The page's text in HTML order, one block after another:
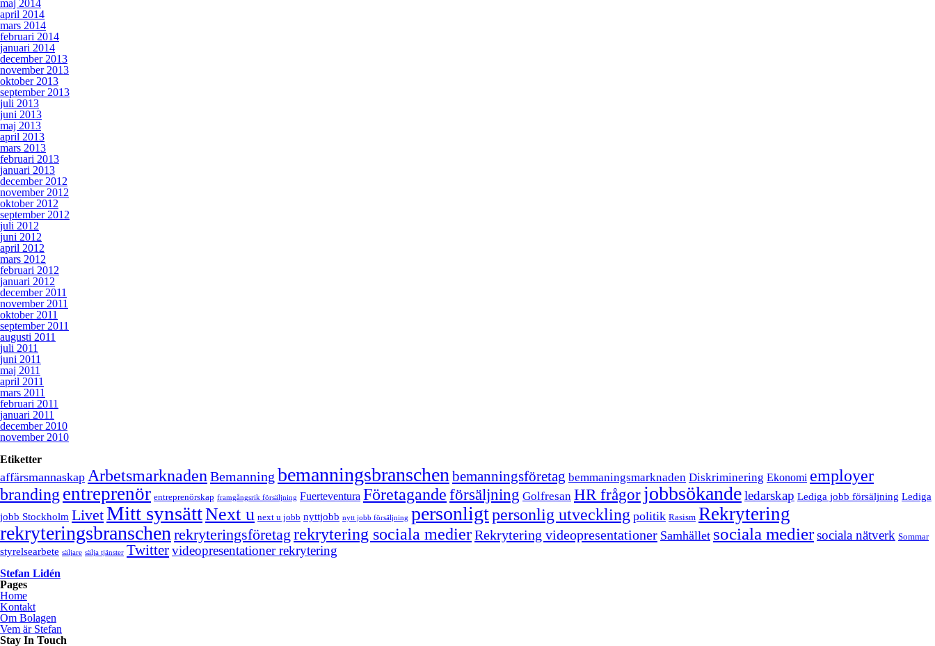
maj 2014
april 2014
mars 2014
februari 2014
januari 2014
december 2013
november 2013
oktober 2013
september 2013
juli 2013
juni 2013
maj 2013
april 2013
mars 2013
februari 2013
januari 2013
december 2012
november 2012
oktober 2012
september 2012
juli 2012
juni 2012
april 2012
mars 2012
februari 2012
januari 2012
december 2011
november 2011
oktober 2011
september 2011
augusti 2011
juli 2011
juni 2011
maj 2011
april 2011
mars 2011
februari 2011
januari 2011
december 2010
november 2010
Etiketter
affärsmannaskap Arbetsmarknaden Bemanning bemanningsbranschen bemanningsföretag bemmaningsmarknaden Diskriminering Ekonomi employer
branding entreprenör entreprenörskap framgångsrik försäljning Fuerteventura Företagandeförsäljning Golfresan HR frågor jobbsökandeledarskap Lediga jobb försäljning Lediga
jobb Stockholm LivetMitt synsättNext u next u jobb nyttjobb nytt jobb försäljning personligtpersonlig utveckling politik Rasism Rekrytering
rekryteringsbranschen rekryteringsföretag rekrytering sociala medierRekrytering videopresentationer Samhället sociala mediersociala nätverk Sommar
styrelsearbete säljare sälja tjänster Twittervideopresentationer rekrytering
Stefan Lidén
Pages
Home
Kontakt
Om Bolagen
Vem är Stefan
Stay In Touch